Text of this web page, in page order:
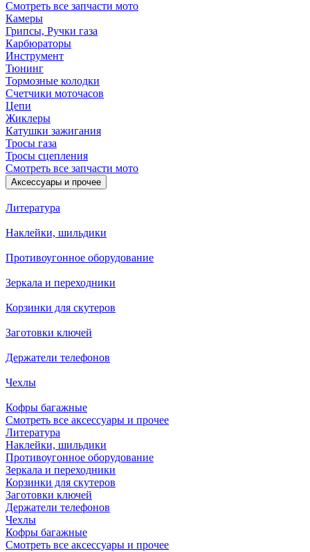
Смотреть все запчасти мото
Камеры
Грипсы, Ручки газа
Карбюраторы
Инструмент
Тюнинг
Тормозные колодки
Счетчики моточасов
Цепи
Жиклеры
Катушки зажигания
Тросы газа
Тросы сцепления
Смотреть все запчасти мото
Аксессуары и прочее
Литература
Наклейки, шильдики
Противоугонное оборудование
Зеркала и переходники
Корзинки для скутеров
Заготовки ключей
Держатели телефонов
Чехлы
Кофры багажные
Смотреть все аксессуары и прочее
Литература
Наклейки, шильдики
Противоугонное оборудование
Зеркала и переходники
Корзинки для скутеров
Заготовки ключей
Держатели телефонов
Чехлы
Кофры багажные
Смотреть все аксессуары и прочее